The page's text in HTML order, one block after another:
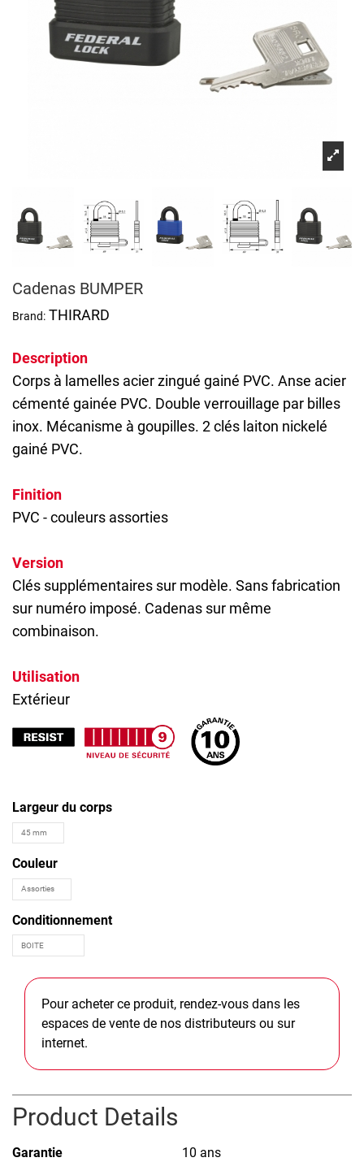
Cadenas BUMPER
Brand: THIRARD
Description
Corps à lamelles acier zingué gainé PVC. Anse acier
cémenté gainée PVC. Double verrouillage par billes
inox. Mécanisme à goupilles. 2 clés laiton nickelé
gainé PVC.
Finition
PVC - couleurs assorties
Version
Clés supplémentaires sur modèle. Sans fabrication
sur numéro imposé. Cadenas sur même
combinaison.
Utilisation
Extérieur
Largeur du corps
Couleur
Conditionnement
Pour acheter ce produit, rendez-vous dans les
espaces de vente de nos distributeurs ou sur
internet.
Product Details
Garantie
10 ans